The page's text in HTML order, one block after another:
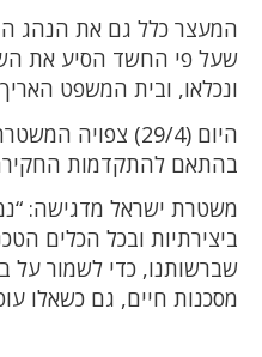
המעצר כלל גם את הנהג
שעל פי החשד הסיע את
ונכלאו, ובית המשפט
היום (29/4)
בהתאם להתקדמות
משטרת ישראל מדגישה:
ביצירתיות ובכל הכלים
שברשותנו, כדי לשמור על
מסכנות חיים, גם כשאלו